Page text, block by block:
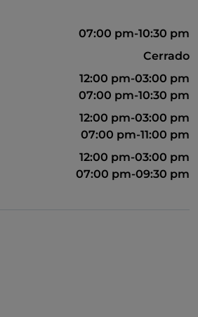
07:00 pm-10:30 pm
Cerrado
12:00 pm-03:00 pm
07:00 pm-10:30 pm
12:00 pm-03:00 pm
07:00 pm-11:00 pm
12:00 pm-03:00 pm
07:00 pm-09:30 pm